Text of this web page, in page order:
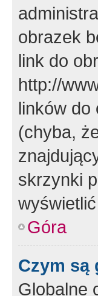
obrazek
link do
http://
linków do
(chyba,
skrzynki
Góra
Czym są
Globalne